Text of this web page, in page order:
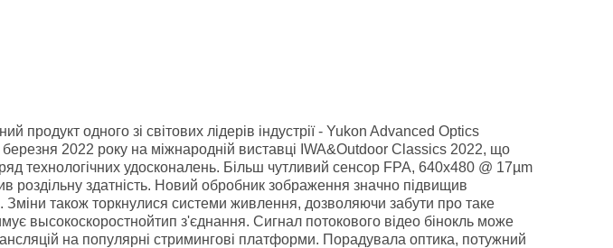
продукт одного зі світових лідерів індустрії - Yukon Advanced Optics
2022 року на міжнародній виставці IWA&Outdoor Classics 2022, що
технологічних удосконалень. Більш чутливий сенсор FPA, 640x480 @ 17µm
роздільну здатність. Новий обробник зображення значно підвищив
Зміни також торкнулися системи живлення, дозволяючи забути про таке
высокоскоростнойтип з'єднання. Сигнал потокового відео бінокль може
на популярні стримингові платформи. Порадувала оптика, потужний